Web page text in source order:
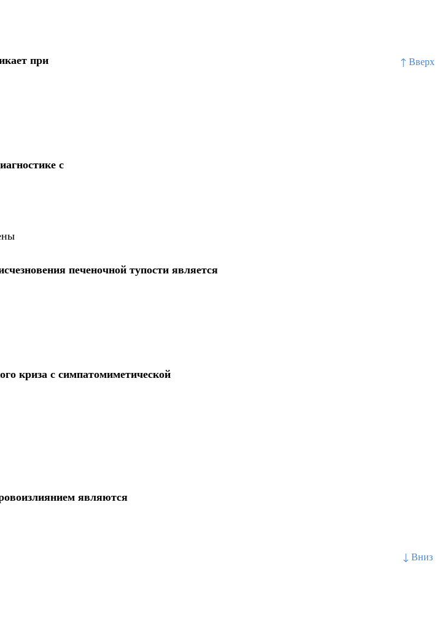
↑ Вверх
↓ Вниз
при
с
печеночной тупости является
криза с симпатомиметической
являются